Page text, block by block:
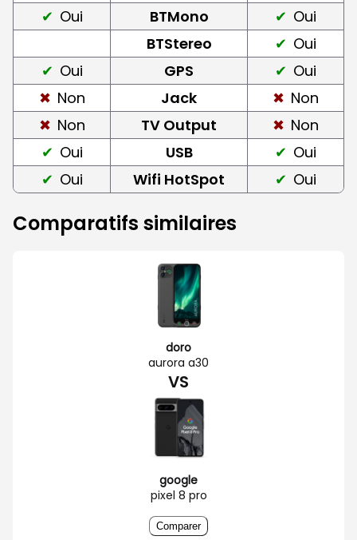
Oui
BTMono
Oui
BTStereo
Oui
Oui
GPS
Oui
Non
Jack
Non
Non
TV Output
Non
Oui
USB
Oui
Oui
Wifi HotSpot Oui
Comparatifs similaires
doro
aurora a30
VS
google
pixel 8 pro
Comparer